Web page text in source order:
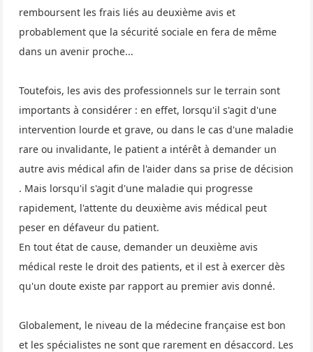
remboursent les frais liés au deuxième avis et
probablement que la sécurité sociale en fera de même
dans un avenir proche...
Toutefois, les avis des professionnels sur le terrain sont
importants à considérer : en effet, lorsqu'il s'agit d'une
intervention lourde et grave, ou dans le cas d'une maladie
rare ou invalidante, le patient a intérêt à demander un
autre avis médical afin de l'aider dans sa prise de décision
. Mais lorsqu'il s'agit d'une maladie qui progresse
rapidement, l'attente du deuxième avis médical peut
peser en défaveur du patient.
En tout état de cause, demander un deuxième avis
médical reste le droit des patients, et il est à exercer dès
qu'un doute existe par rapport au premier avis donné.
Globalement, le niveau de la médecine française est bon
et les spécialistes ne sont que rarement en désaccord. Les